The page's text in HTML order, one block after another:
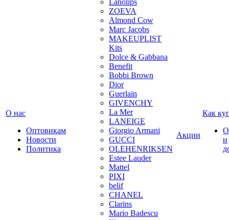
О нас
Оптовикам
Новости
Политика
Lanolips
ZOEVA
Almond Cow
Marc Jacobs
MAKEUPLIST
Kits
Dolce & Gabbana
Benefit
Bobbi Brown
Dior
Guerlain
GIVENCHY
La Mer
LANEIGE
Giorgio Armani
GUCCI
OLEHENRIKSEN
Estee Lauder
Mattel
PIXI
belif
CHANEL
Clarins
Mario Badescu
Акции
Как
и